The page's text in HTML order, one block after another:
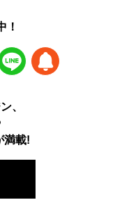
！
LINE
、
満載!